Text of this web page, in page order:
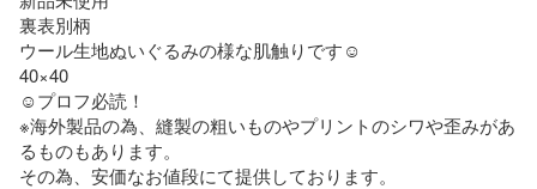
裏表別柄
ウール生地ぬいぐるみの様な肌触りです☺︎
40×40
☺︎プロフ必読！
※海外製品の為、縫製の粗いものやプリントのシワや歪みがあ
るものもあります。
その為、安価なお値段にて提供しております。